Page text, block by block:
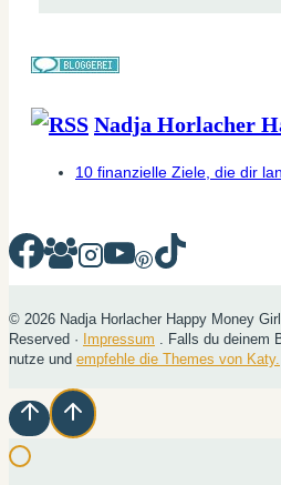
Nadja Horlacher
10 finanzielle Ziele, die dir
© 2026 Nadja Horlacher Happy Money
Reserved · Impressum . Falls du deinem
nutze und empfehle die Themes von Katy.